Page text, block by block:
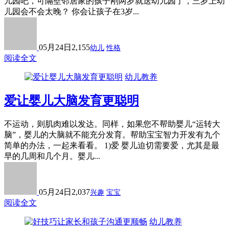
儿园会不会太晚？ 你会让孩子在3岁...
05月24日 2,155幼儿 性格
阅读全文
幼儿教养
爱让婴儿大脑发育更聪明
不运动，则肌肉难以发达。同样，如果您不帮助婴儿“运转大
脑”，婴儿的大脑就不能充分发育。帮助宝宝智力开发有九个
简单的办法，一起来看看。 1)爱 婴儿迫切需要爱，尤其是最
早的几周和几个月。婴儿...
05月24日 2,037兴趣 宝宝
阅读全文
幼儿教养